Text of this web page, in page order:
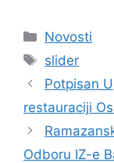
Kategorije
Novosti
Oznake
slider
Potpisan
restauraciji
Odboru IZ-e